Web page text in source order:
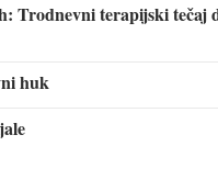
Trodnevni terapijski tečaj
huk